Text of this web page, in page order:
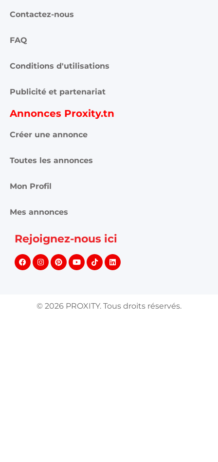
Contactez-nous
FAQ
Conditions d'utilisations
Publicité et partenariat
Annonces Proxity.tn
Créer une annonce
Toutes les annonces
Mon Profil
Mes annonces
Rejoignez-nous ici
© 2026 PROXITY. Tous droits réservés.